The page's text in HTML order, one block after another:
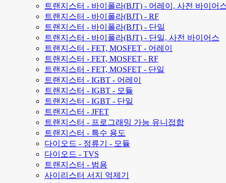
트랜지스터 - 바이폴라(BJT) - 어레이, 사전 바이어
트랜지스터 - 바이폴라(BJT) - RF
트랜지스터 - 바이폴라(BJT) - 단일
트랜지스터 - 바이폴라(BJT) - 단일, 사전 바이어스
트랜지스터 - FET, MOSFET - 어레이
트랜지스터 - FET, MOSFET - RF
트랜지스터 - FET, MOSFET - 단일
트랜지스터 - IGBT - 어레이
트랜지스터 - IGBT - 모듈
트랜지스터 - IGBT - 단일
트랜지스터 - JFET
트랜지스터 - 프로그래밍 가능 유니접합
트랜지스터 - 특수 용도
다이오드 - 정류기 - 모듈
다이오드 - TVS
트랜지스터 - 범용
사이리스터 서지 억제기